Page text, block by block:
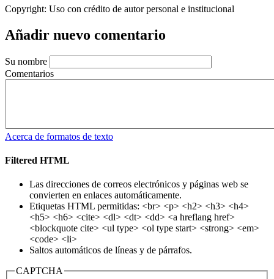
Copyright: Uso con crédito de autor personal e institucional
Añadir nuevo comentario
Su nombre
Comentarios
Acerca de formatos de texto
Filtered HTML
Las direcciones de correos electrónicos y páginas web se
convierten en enlaces automáticamente.
Etiquetas HTML permitidas: <br> <p> <h2> <h3> <h4>
<h5> <h6> <cite> <dl> <dt> <dd> <a hreflang href>
<blockquote cite> <ul type> <ol type start> <strong> <em>
<code> <li>
Saltos automáticos de líneas y de párrafos.
CAPTCHA